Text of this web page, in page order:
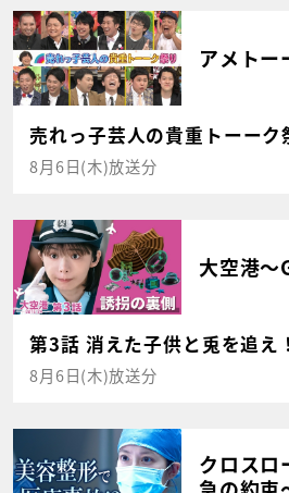
アメトー
売れっ子芸人の貴重トーー
8月6日(木)放送分
大空港～
第3話 消えた子供と兎を追え！
8月6日(木)放送分
クロスロ